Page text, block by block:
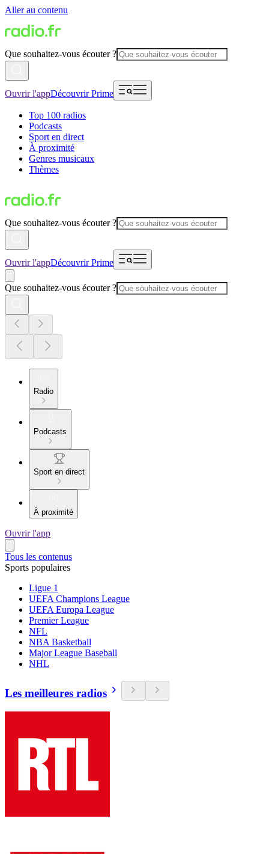
Aller au contenu
Que souhaitez-vous écouter ?
Ouvrir l'appDécouvrir Prime
Top 100 radios
Podcasts
Sport en direct
À proximité
Genres musicaux
Thèmes
Que souhaitez-vous écouter ?
Ouvrir l'appDécouvrir Prime
Que souhaitez-vous écouter ?
Radio
Podcasts
Sport en direct
À proximité
Ouvrir l'app
Tous les contenus
Sports populaires
Ligue 1
UEFA Champions League
UEFA Europa League
Premier League
NFL
NBA Basketball
Major League Baseball
NHL
Les meilleures radios